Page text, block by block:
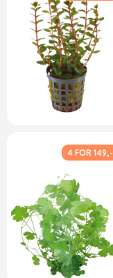
4 FOR 149,-